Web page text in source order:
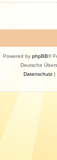
Powered by phpBB®
Deutsche
Datenschutz|